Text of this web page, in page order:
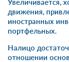
Увеличивается,
движения,
иностранных
портфельных.
Налицо
отношении